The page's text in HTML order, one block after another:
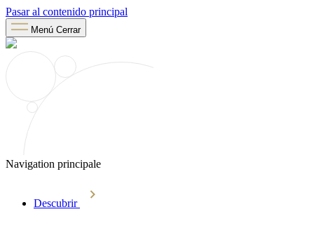
Pasar al contenido principal
Menú Cerrar
Navigation principale
Descubrir